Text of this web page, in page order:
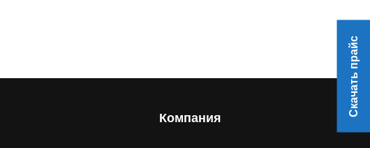
Компания
Скачать прайс